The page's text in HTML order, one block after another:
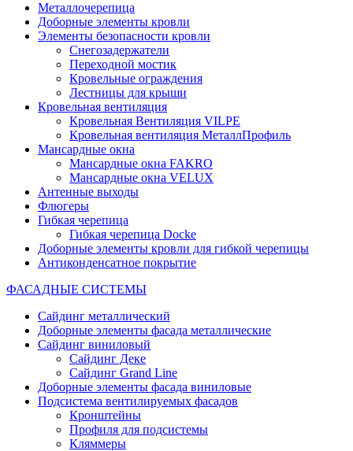
Металлочерепица
Доборные элементы кровли
Элементы безопасности кровли
Снегозадержатели
Переходной мостик
Кровельные ограждения
Лестницы для крыши
Кровельная вентиляция
Кровельная Вентиляция VILPE
Кровельная вентиляция МеталлПрофиль
Мансардные окна
Мансардные окна FAKRO
Мансардные окна VELUX
Антенные выходы
Флюгеры
Гибкая черепица
Гибкая черепица Docke
Доборные элементы кровли для гибкой черепицы
Антиконденсатное покрытие
ФАСАДНЫЕ СИСТЕМЫ
Сайдинг металлический
Доборные элементы фасада металлические
Сайдинг виниловый
Сайдинг Деке
Сайдинг Grand Line
Доборные элементы фасада виниловые
Подсистема вентилируемых фасадов
Кронштейны
Профиля для подсистемы
Кляммеры